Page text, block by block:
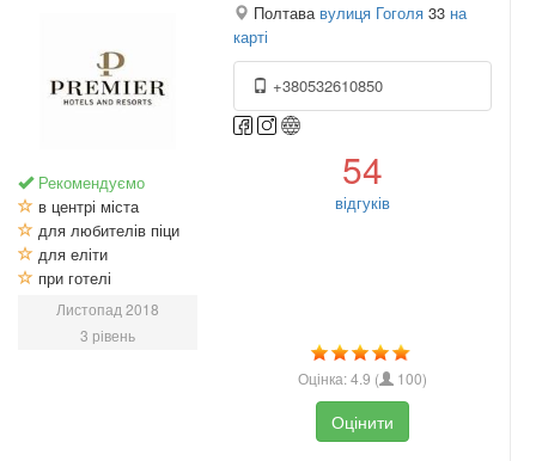
Рекомендуємо
в центрі міста
для любителів піци
для еліти
при готелі
Листопад 2018
3 рівень
Полтава вулиця Гоголя 33 на
карті
+380532610850
54
відгуків
Оцінка:4.9 ( 100)
Оцінити